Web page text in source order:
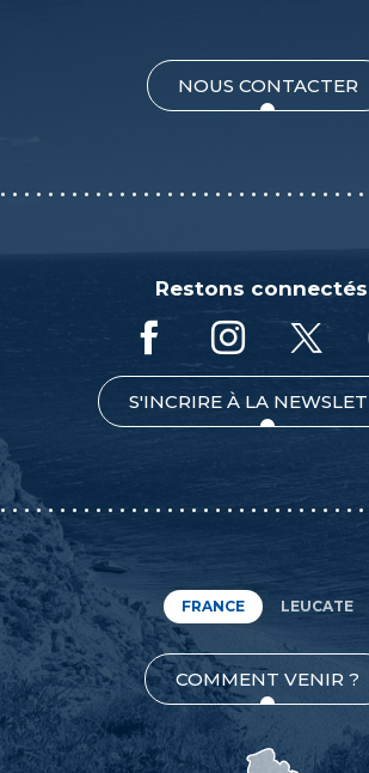
NOUS CONTACTER
Restons connectés
S'INCRIRE À LA
FRANCE LEUCATE
COMMENT VENIR ?